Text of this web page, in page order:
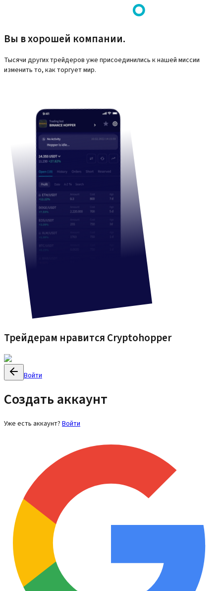
Вы в хорошей компании.
Тысячи других трейдеров уже присоединились к нашей миссии
изменить то, как торгует мир.
Трейдерам нравится Cryptohopper
Войти
Создать аккаунт
Уже есть аккаунт? Войти